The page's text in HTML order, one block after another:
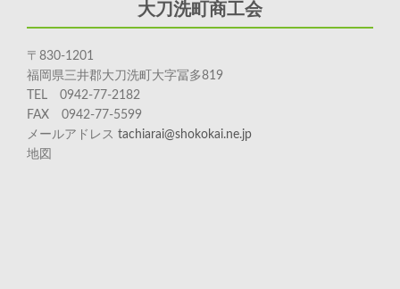
大刀洗町商工会
〒830-1201
福岡県三井郡大刀洗町大字冨多819
TEL 0942-77-2182
FAX 0942-77-5599
メールアドレス tachiarai@shokokai.ne.jp
地図